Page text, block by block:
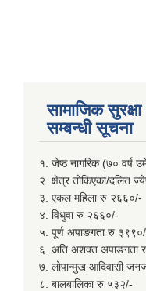
सामाजिक सुरक्षा
सम्बन्धी सूचना
१. जेष्ठ नागरिक (७० वर्ष
२. क्षेत्र तोकिएका/दलित
३. एकल महिला रु २६६०/-
४. विधुवा रु २६६०/-
५. पूर्ण अपाङगता रु
६. अति अशक्त अपाङगता
७. लोपान्मुख आदिवासी
८. बालबालिका रु ५३२/-